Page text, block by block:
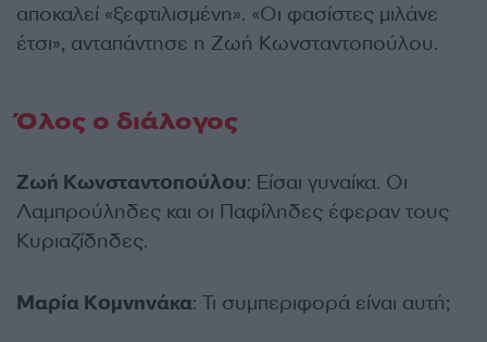
αποκαλεί «ξεφτιλισμένη». «Οι φασίστες μιλάνε
έτσι», ανταπάντησε η Ζωή Κωνσταντοπούλου.
Όλος ο διάλογος
Ζωή Κωνσταντοπούλου: Είσαι γυναίκα. Οι
Λαμπρούληδες και οι Παφίληδες έφεραν τους
Κυριαζίδηδες.
Μαρία Κομνηνάκα: Τι συμπεριφορά είναι αυτή;